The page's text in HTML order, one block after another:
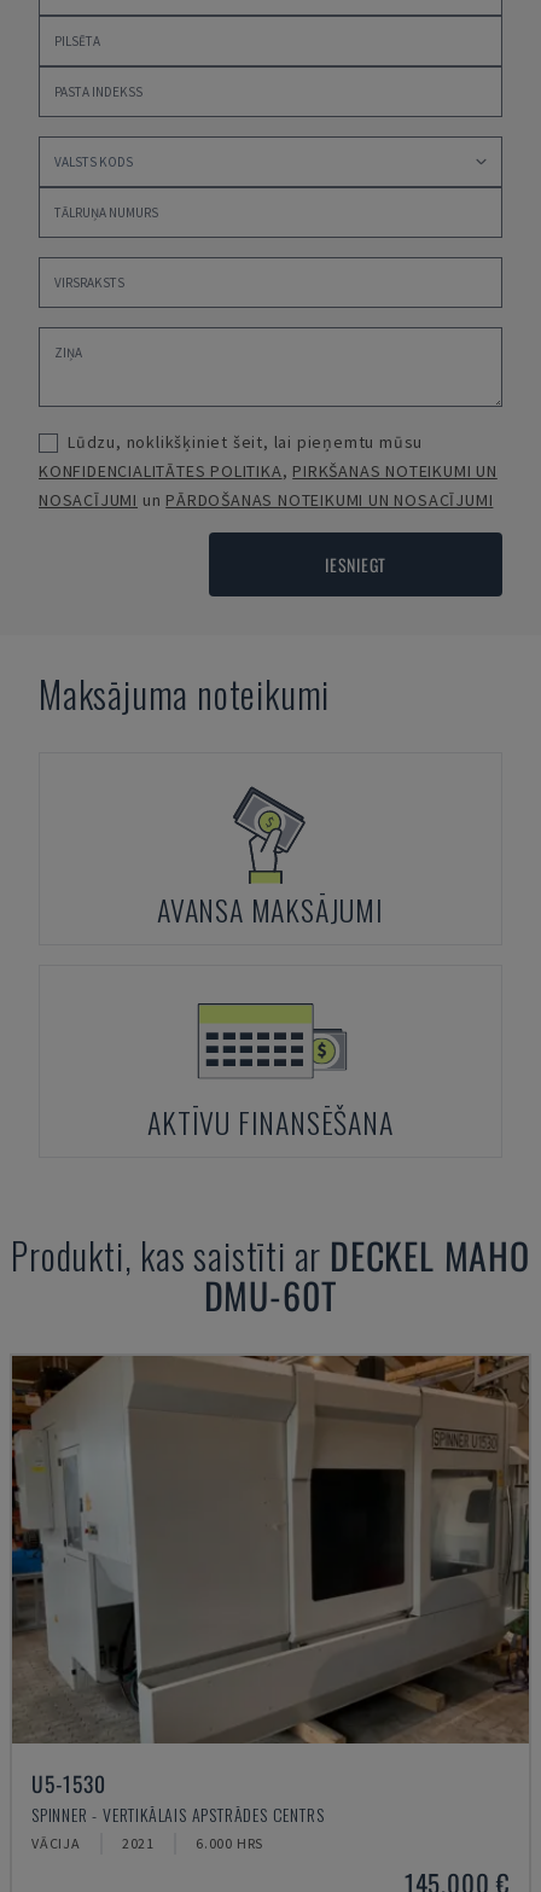
Lūdzu, noklikšķiniet šeit, lai pieņemtu mūsu
KONFIDENCIALITĀTES POLITIKA, PIRKŠANAS NOTEIKUMI UN
NOSACĪJUMI un PĀRDOŠANAS NOTEIKUMI UN NOSACĪJUMI
IESNIEGT
Maksājuma noteikumi
AVANSA MAKSĀJUMI
AKTĪVU FINANSĒŠANA
Produkti, kas saistīti ar DECKEL MAHO
DMU-60T
U5-1530
SPINNER - VERTIKĀLAIS APSTRĀDES CENTRS
VĀCIJA 2021 6.000 HRS
145.000 €